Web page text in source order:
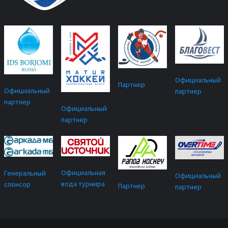
Официальный
партнер
Официальный
партнер
Партнер
Официальный
партнер
Генеральный
спонсор
Официальная
вода турнира
Партнер
Официальный
партнер